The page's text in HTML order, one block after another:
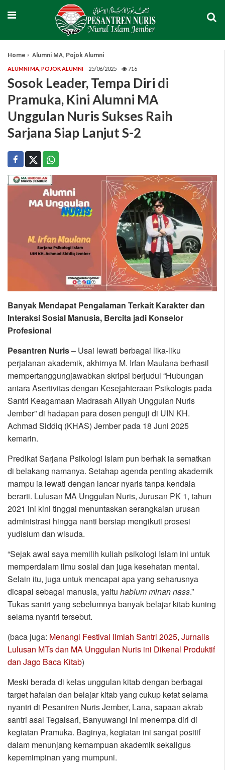
Home Alumni MA, Pojok Alumni
ALUMNI MA POJOK ALUMNI 25/06/2025 716
Sosok Leader, Tempa Diri di
Pramuka, Kini Alumni MA
Unggulan Nuris Sukses Raih
Sarjana Siap Lanjut S-2
Banyak Mendapat Pengalaman Terkait Karakter dan
Interaksi Sosial Manusia, Bercita jadi Konselor
Profesional
Pesantren Nuris– Usai lewati berbagai lika-liku
perjalanan akademik, akhirnya M. Irfan Maulana berhasil
mempertanggungjawabkan skripsi berjudul “Hubungan
antara Asertivitas dengan Kesejahteraan Psikologis pada
Santri Keagamaan Madrasah Aliyah Unggulan Nuris
Jember” di hadapan para dosen penguji di UIN KH.
Achmad Siddiq (KHAS) Jember pada 18 Juni 2025
kemarin.
Predikat Sarjana Psikologi Islam pun berhak ia sematkan
di belakang namanya. Setahap agenda penting akademik
mampu ia lewati dengan lancar nyaris tanpa kendala
berarti. Lulusan MA Unggulan Nuris, Jurusan PK 1, tahun
2021 ini kini tinggal menuntaskan serangkaian urusan
administrasi hingga nanti bersiap mengikuti prosesi
yudisium dan wisuda.
“Sejak awal saya memilih kuliah psikologi Islam ini untuk
memperdalam ilmu sosial dan juga kesehatan mental.
Selain itu, juga untuk mencapai apa yang seharusnya
dicapai sebagai manusia, yaitu hablumminannass.”
Tukas santri yang sebelumnya banyak belajar kitab kuning
selama nyantri tersebut.
(baca juga: Menangi Festival Ilmiah Santri 2025, Jurnalis
Lulusan MTs dan MA Unggulan Nuris ini Dikenal Produktif
dan Jago Baca Kitab)
Meski berada di kelas unggulan kitab dengan berbagai
target hafalan dan belajar kitab yang cukup ketat selama
nyantri di Pesantren Nuris Jember, Lana, sapaan akrab
santri asal Tegalsari, Banyuwangi ini menempa diri di
kegiatan Pramuka. Baginya, kegiatan ini sangat positif
dalam menunjang kemampuan akademik sekaligus
kepemimpinan yang mumpuni.